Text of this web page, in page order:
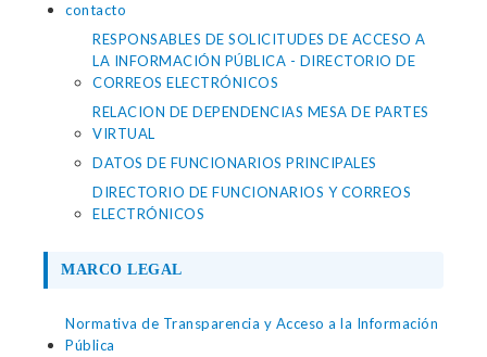
contacto
RESPONSABLES DE SOLICITUDES DE ACCESO A
LA INFORMACIÓN PÚBLICA - DIRECTORIO DE
CORREOS ELECTRÓNICOS
RELACION DE DEPENDENCIAS MESA DE PARTES
VIRTUAL
DATOS DE FUNCIONARIOS PRINCIPALES
DIRECTORIO DE FUNCIONARIOS Y CORREOS
ELECTRÓNICOS
MARCO LEGAL
Normativa de Transparencia y Acceso a la Información
Pública